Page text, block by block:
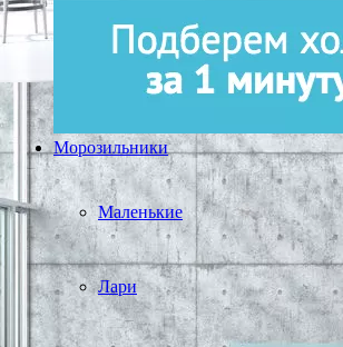
Морозильники
Маленькие
Лари